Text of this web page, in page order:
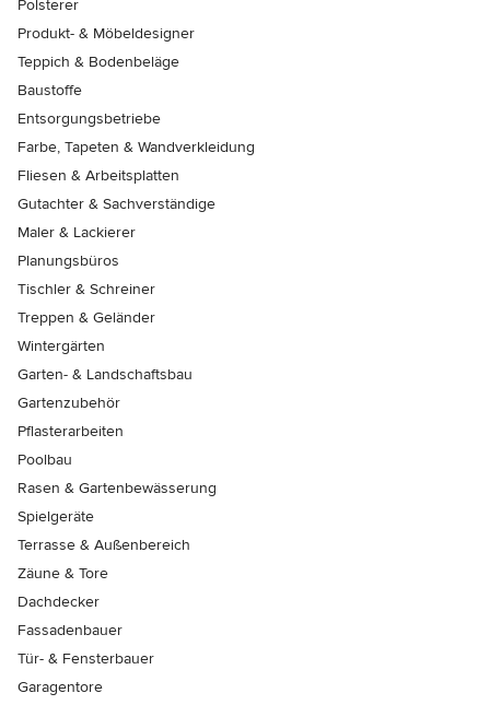
Polsterer
Produkt- & Möbeldesigner
Teppich & Bodenbeläge
Baustoffe
Entsorgungsbetriebe
Farbe, Tapeten & Wandverkleidung
Fliesen & Arbeitsplatten
Gutachter & Sachverständige
Maler & Lackierer
Planungsbüros
Tischler & Schreiner
Treppen & Geländer
Wintergärten
Garten- & Landschaftsbau
Gartenzubehör
Pflasterarbeiten
Poolbau
Rasen & Gartenbewässerung
Spielgeräte
Terrasse & Außenbereich
Zäune & Tore
Dachdecker
Fassadenbauer
Tür- & Fensterbauer
Garagentore